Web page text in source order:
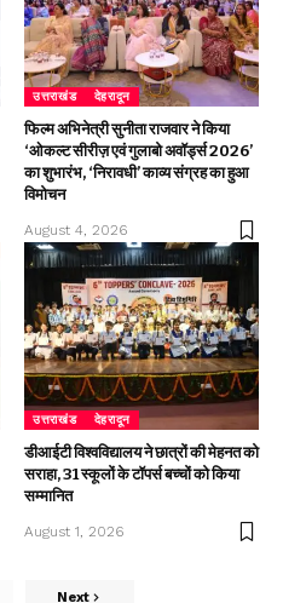
उत्तराखंड देहरादून
फिल्म अभिनेत्री सुनीता राजवार ने किया
‘ओकल्ट सीरीज़ एवं गुलाबो अवॉर्ड्स 2026’
का शुभारंभ, ‘निरावधी’ काव्य संग्रह का हुआ
विमोचन
August 4, 2026
उत्तराखंड देहरादून
डीआईटी विश्वविद्यालय ने छात्रों की मेहनत को
सराहा, 31 स्कूलों के टॉपर्स बच्चों को किया
सम्मानित
August 1, 2026
Next